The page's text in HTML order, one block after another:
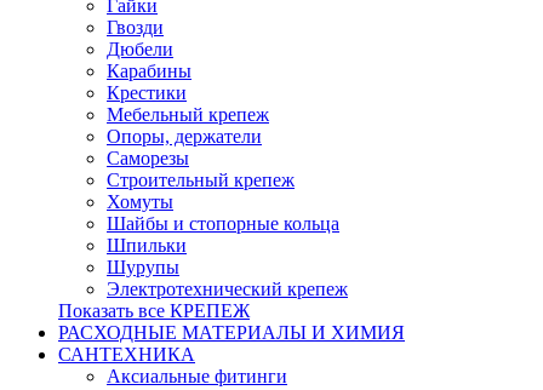
Гайки
Гвозди
Дюбели
Карабины
Крестики
Мебельный крепеж
Опоры, держатели
Саморезы
Строительный крепеж
Хомуты
Шайбы и стопорные кольца
Шпильки
Шурупы
Электротехнический крепеж
Показать все КРЕПЕЖ
РАСХОДНЫЕ МАТЕРИАЛЫ И ХИМИЯ
САНТЕХНИКА
Аксиальные фитинги